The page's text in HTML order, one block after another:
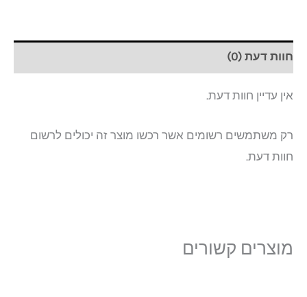
חוות דעת (0)
אין עדיין חוות דעת.
רק משתמשים רשומים אשר רכשו מוצר זה יכולים לרשום
חוות דעת.
מוצרים קשורים